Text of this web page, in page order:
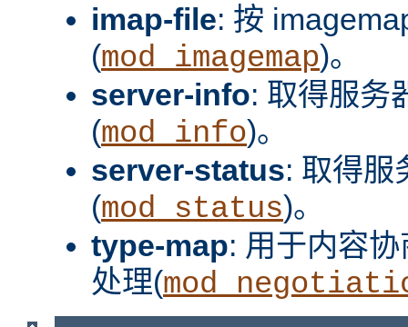
imap-file: 按
(mod_imagemap)。
server-info: 取得服务
(mod_info)。
server-status: 取得服
(mod_status)。
type-map: 用于内容
处理(